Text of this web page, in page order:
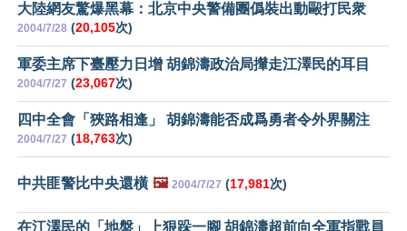
大陸網友驚爆黑幕：北京中央警備團僞裝出動毆打民衆
2004/7/28 (20,105次)
軍委主席下臺壓力日增 胡錦濤政治局攆走江澤民的耳目
2004/7/27 (23,067次)
四中全會「狹路相逢」 胡錦濤能否成爲勇者令外界關注
2004/7/27 (18,763次)
中共匪警比中央還橫 🖼️ 2004/7/27 (17,981次)
在江澤民的「地盤」上狠跺一腳 胡錦濤超前向全軍指戰員